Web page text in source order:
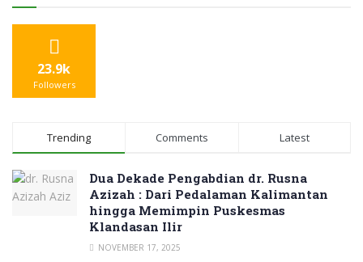
23.9k
Followers
Trending Comments Latest
Dua Dekade Pengabdian dr. Rusna
Azizah : Dari Pedalaman Kalimantan
hingga Memimpin Puskesmas
Klandasan Ilir
NOVEMBER 17, 2025